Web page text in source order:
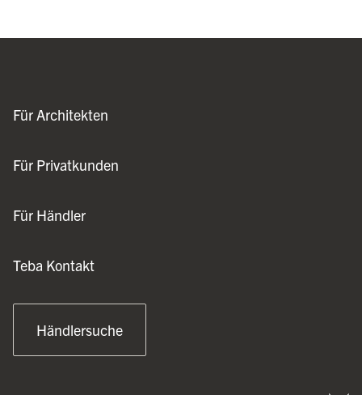
Für Architekten
Für Privatkunden
Für Händler
Teba Kontakt
Händlersuche